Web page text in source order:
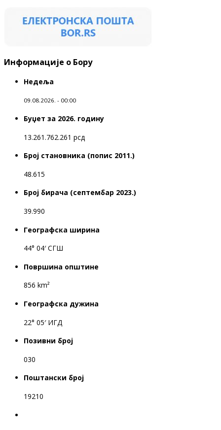
Информације о Бору
Недеља
09.08.2026. - 00:00
Буџет за 2026. годину
13.261.762.261 рсд
Број становника (попис 2011.)
48.615
Број бирача (септембар 2023.)
39.990
Географска ширина
44° 04′ СГШ
Површина општине
856 km²
Географска дужина
22° 05′ ИГД
Позивни број
030
Поштански број
19210